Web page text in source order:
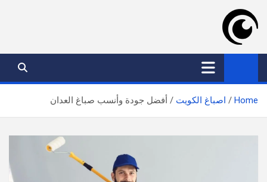
content
موقع عدسة الكويت
افضل خدمات بالكويت
Home اصباغ الكويت أفضل جودة وأنسب صباغ العدان